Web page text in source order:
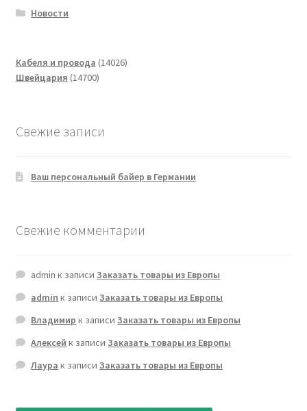
Новости
Кабеля и провода 1402614026
Швейцария 1470014700
Свежие записи
Ваш персональный байер в Германии
Свежие комментарии
admin к записиЗаказать товары из Европы
admin к записиЗаказать товары из Европы
Владимир к записиЗаказать товары из Европы
Алексей к записиЗаказать товары из Европы
Лаура к записиЗаказать товары из Европы